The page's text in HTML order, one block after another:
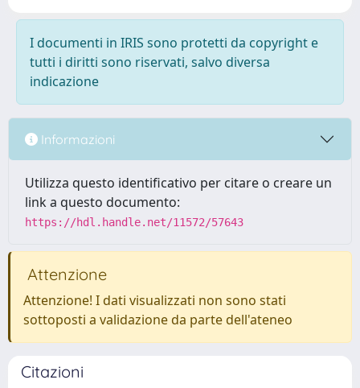
I documenti in IRIS sono protetti da copyright e
tutti i diritti sono riservati, salvo diversa
indicazione
Informazioni
Utilizza questo identificativo per citare o creare un
link a questo documento:
https://hdl.handle.net/11572/57643
Attenzione
Attenzione! I dati visualizzati non sono stati
sottoposti a validazione da parte dell'ateneo
Citazioni